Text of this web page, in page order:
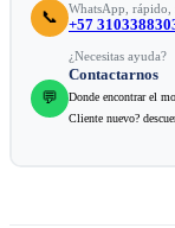
📞 WhatsApp, rápido,
+57
💬
¿Necesitas ayuda?
Contactarnos
Donde encontrar el
Cliente nuevo?